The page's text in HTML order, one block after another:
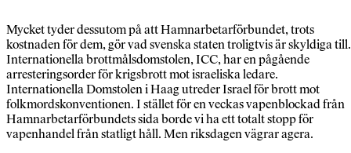
Mycket tyder dessutom på att Hamnarbetarförbundet, trots
kostnaden för dem, gör vad svenska staten troligtvis är skyldiga till.
Internationella brottmålsdomstolen, ICC, har en pågående
arresteringsorder för krigsbrott mot israeliska ledare.
Internationella Domstolen i Haag utreder Israel för brott mot
folkmordskonventionen. I stället för en veckas vapenblockad från
Hamnarbetarförbundets sida borde vi ha ett totalt stopp för
vapenhandel från statligt håll. Men riksdagen vägrar agera.